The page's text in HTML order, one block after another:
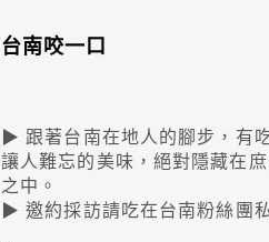
台南咬一口
▶ 跟著台南在地人的腳步，有
讓人難忘的美味，絕對隱藏在
之中。
▶ 邀約採訪請吃在台南粉絲團